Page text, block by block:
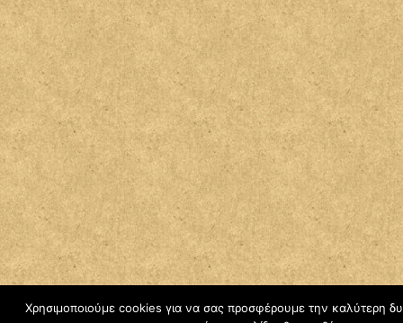
Χρησιμοποιούμε cookies για να σας προσφέρουμε την καλύτερη